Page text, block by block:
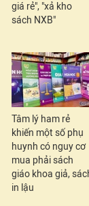
giá rẻ", "xả kho
sách NXB"
Tâm lý ham rẻ
khiến một số phụ
huynh có nguy cơ
mua phải sách
giáo khoa giả,
in lậu